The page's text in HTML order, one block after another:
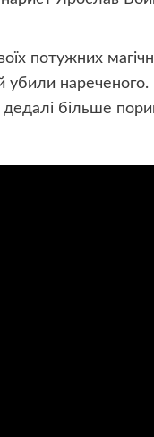
потужних
убили
більше